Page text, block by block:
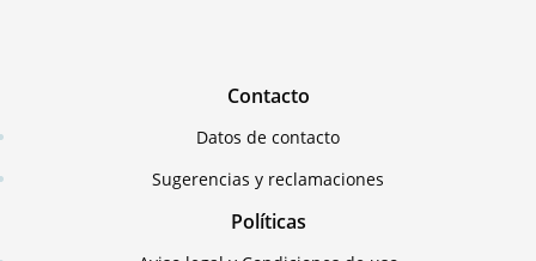
Contacto
Datos de contacto
Sugerencias y reclamaciones
Políticas